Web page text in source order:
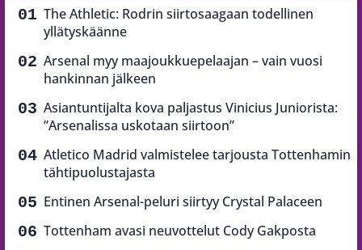
The Athletic: Rodrin siirtosaagaan todellinen
yllätyskäänne
Arsenal myy maajoukkuepelaajan – vain vuosi
hankinnan jälkeen
Asiantuntijalta kova paljastus Vinicius Juniorista:
”Arsenalissa uskotaan siirtoon”
Atletico Madrid valmistelee tarjousta Tottenhamin
tähtipuolustajasta
Entinen Arsenal-peluri siirtyy Crystal Palaceen
Tottenham avasi neuvottelut Cody Gakposta